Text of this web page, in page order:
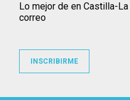
Lo mejor de en Castilla-
correo
INSCRIBIRME